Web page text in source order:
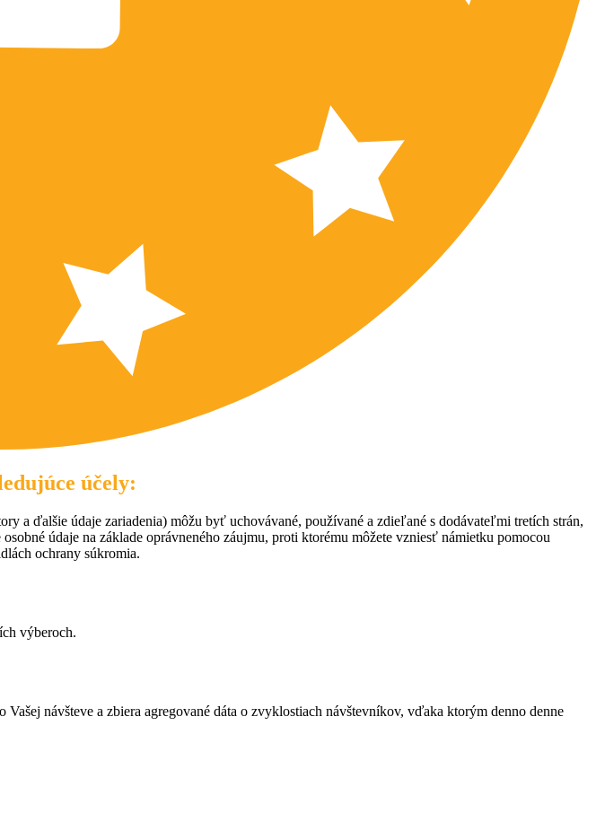
účely:
a ďalšie údaje zariadenia) môžu byť uchovávané, používané a zdieľané s dodávateľmi tretích strán,
údaje na základe oprávneného záujmu, proti ktorému môžete vzniesť námietku pomocou
ochrany súkromia.
výberoch.
návšteve a zbiera agregované dáta o zvyklostiach návštevníkov, vďaka ktorým denno denne